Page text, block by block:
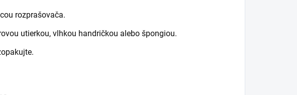
rozprašovača.
utierkou, vlhkou handričkou alebo špongiou.